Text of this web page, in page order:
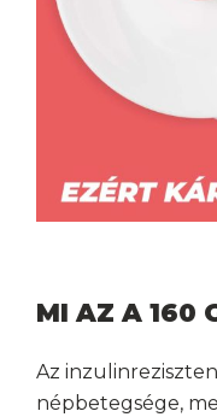
MI AZ A 160
Az
népbetegsége,